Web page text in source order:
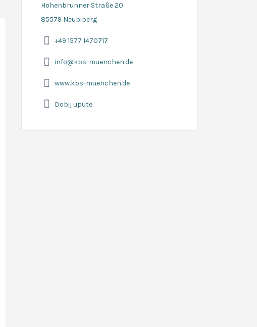
Hohenbrunner Straße 20
85579 Neubiberg
+49 1577 1470717
info@kbs-muenchen.de
www.kbs-muenchen.de
Dobij upute